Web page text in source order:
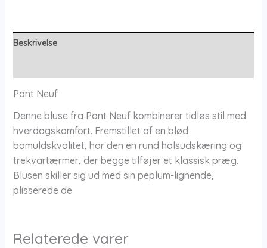
Xs/36-
Neuf
antal
Beskrivelse
Pont Neuf
Denne bluse fra Pont Neuf kombinerer tidløs stil med
hverdagskomfort. Fremstillet af en blød
bomuldskvalitet, har den en rund halsudskæring og
trekvartærmer, der begge tilføjer et klassisk præg.
Blusen skiller sig ud med sin peplum-lignende,
plisserede de
Relaterede varer